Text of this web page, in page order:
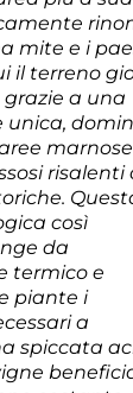
mite e i
il terreno
a una
unica,
risalenti
così
da
termico e
piante i
a
spiccata